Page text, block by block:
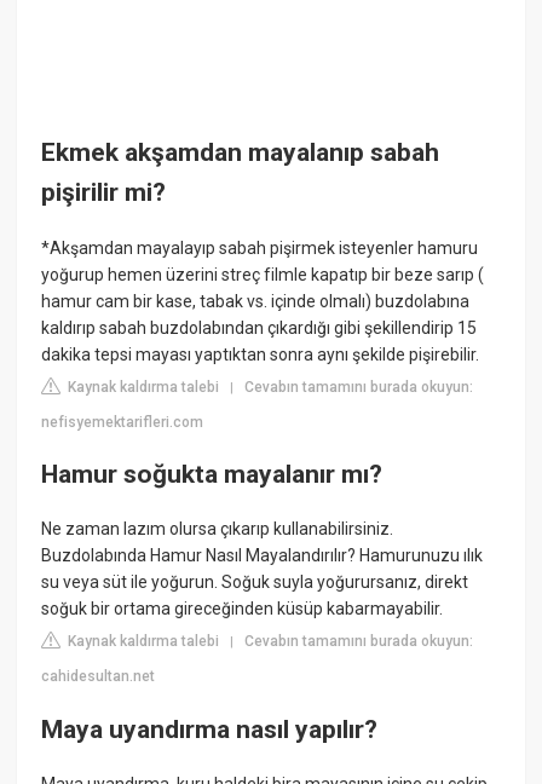
Ekmek akşamdan mayalanıp sabah
pişirilir mi?
*Akşamdan mayalayıp sabah pişirmek isteyenler hamuru
yoğurup hemen üzerini streç filmle kapatıp bir beze sarıp (
hamur cam bir kase, tabak vs. içinde olmalı) buzdolabına
kaldırıp sabah buzdolabından çıkardığı gibi şekillendirip 15
dakika tepsi mayası yaptıktan sonra aynı şekilde pişirebilir.
Kaynak kaldırma talebi |Cevabın tamamını burada okuyun:
nefisyemektarifleri.com
Hamur soğukta mayalanır mı?
Ne zaman lazım olursa çıkarıp kullanabilirsiniz.
Buzdolabında Hamur Nasıl Mayalandırılır? Hamurunuzu ılık
su veya süt ile yoğurun. Soğuk suyla yoğurursanız, direkt
soğuk bir ortama gireceğinden küsüp kabarmayabilir.
Kaynak kaldırma talebi |Cevabın tamamını burada okuyun:
cahidesultan.net
Maya uyandırma nasıl yapılır?